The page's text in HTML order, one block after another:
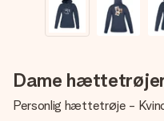
Dame
Personlig hættetrøje -